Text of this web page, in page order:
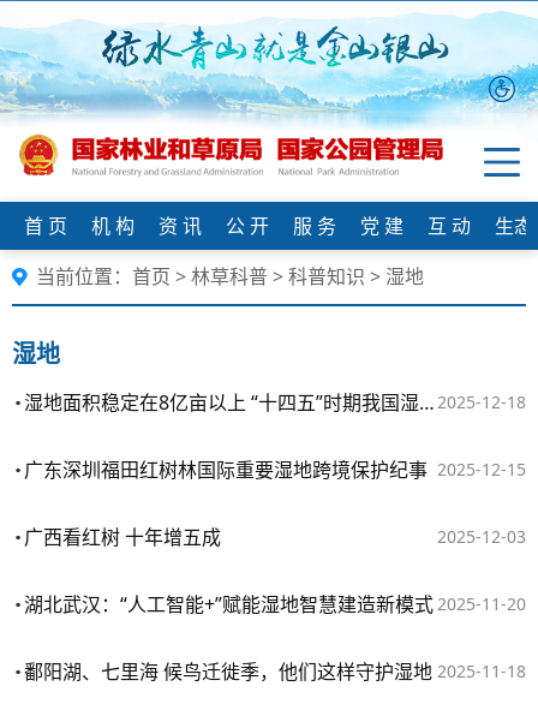
首 页 机 构 资 讯 公 开 服 务 党 建 互 动
生
当前位置： 首页 >林草科普>科普知识 > 湿地
湿地
2025-12-18
湿地面积稳定在8亿亩以上 “十四五”时期我国湿地保护成效显著
2025-12-15
广东深圳福田红树林国际重要湿地跨境保护纪事
2025-12-03
广西看红树 十年增五成
2025-11-20
湖北武汉：“人工智能+”赋能湿地智慧建造新模式
2025-11-18
鄱阳湖、七里海 候鸟迁徙季，他们这样守护湿地